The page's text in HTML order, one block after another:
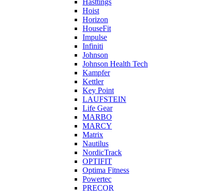
Hasttings
Hoist
Horizon
HouseFit
Impulse
Infiniti
Johnson
Johnson Health Tech
Kampfer
Kettler
Key Point
LAUFSTEIN
Life Gear
MARBO
MARCY
Matrix
Nautilus
NordicTrack
OPTIFIT
Optima Fitness
Powertec
PRECOR